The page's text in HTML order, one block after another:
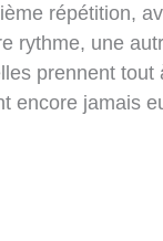
répétition,
rythme, une
prennent tout
encore jamais